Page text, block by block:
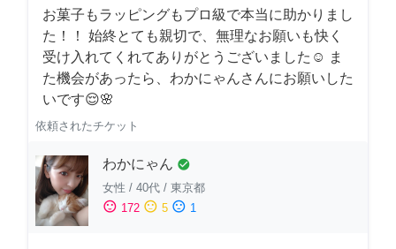
お菓子もラッピングもプロ級で本当に助かりまし
た！！ 始終とても親切で、無理なお願いも快く
受け入れてくれてありがとうございました☺️ ま
た機会があったら、わかにゃんさんにお願いした
いです😌🌸
依頼されたチケット
わかにゃん check_circle
女性 / 40代 / 東京都
sentiment_satisfied 172 sentiment_neutral 5 sentiment_dissatisfied 1